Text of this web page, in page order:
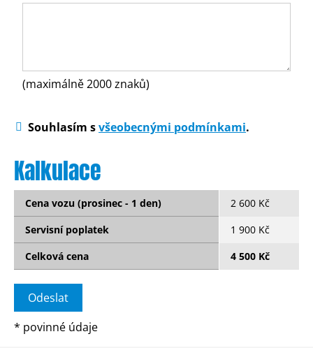
(maximálně 2000 znaků)
Souhlasím svšeobecnými podmínkami.
Kalkulace
Cena vozu (prosinec - 1 den)
2 600 Kč
Servisní poplatek
1 900 Kč
Celková cena
4 500 Kč
* povinné údaje